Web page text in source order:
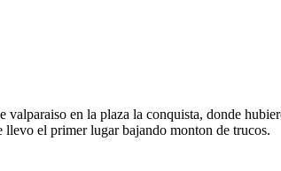
en la plaza la conquista, donde
el primer lugar bajando monton de trucos.